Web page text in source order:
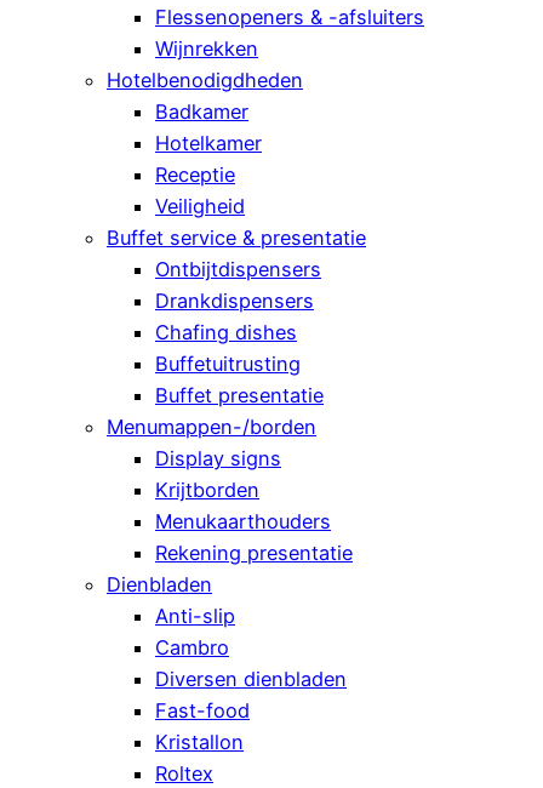
Flessenopeners & -afsluiters
Wijnrekken
Hotelbenodigdheden
Badkamer
Hotelkamer
Receptie
Veiligheid
Buffet service & presentatie
Ontbijtdispensers
Drankdispensers
Chafing dishes
Buffetuitrusting
Buffet presentatie
Menumappen-/borden
Display signs
Krijtborden
Menukaarthouders
Rekening presentatie
Dienbladen
Anti-slip
Cambro
Diversen dienbladen
Fast-food
Kristallon
Roltex